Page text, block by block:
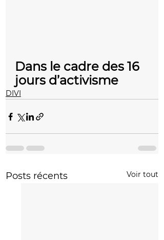
Dans le cadre des 16
jours d’activisme
DIVI
Posts récents Voir tout